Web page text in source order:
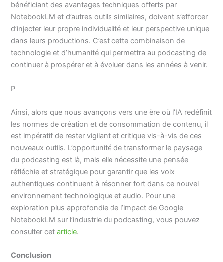
bénéficiant des avantages techniques offerts par
NotebookLM et d’autres outils similaires, doivent s’efforcer
d’injecter leur propre individualité et leur perspective unique
dans leurs productions. C’est cette combinaison de
technologie et d’humanité qui permettra au podcasting de
continuer à prospérer et à évoluer dans les années à venir.
P
Ainsi, alors que nous avançons vers une ère où l’IA redéfinit
les normes de création et de consommation de contenu, il
est impératif de rester vigilant et critique vis-à-vis de ces
nouveaux outils. L’opportunité de transformer le paysage
du podcasting est là, mais elle nécessite une pensée
réfléchie et stratégique pour garantir que les voix
authentiques continuent à résonner fort dans ce nouvel
environnement technologique et audio. Pour une
exploration plus approfondie de l’impact de Google
NotebookLM sur l’industrie du podcasting, vous pouvez
consulter cetarticle.
Conclusion